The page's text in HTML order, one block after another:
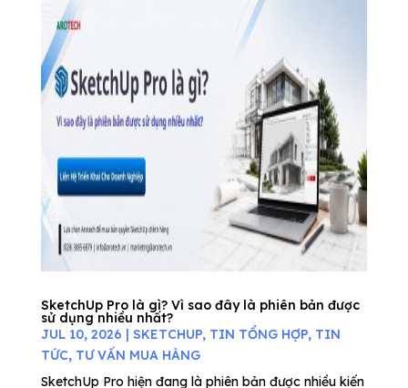
SketchUp Pro là gì? Vì sao đây là phiên bản được
sử dụng nhiều nhất?
JUL 10, 2026 | SKETCHUP, TIN TỔNG HỢP, TIN
TỨC, TƯ VẤN MUA HÀNG
SketchUp Pro hiện đang là phiên bản được nhiều kiến